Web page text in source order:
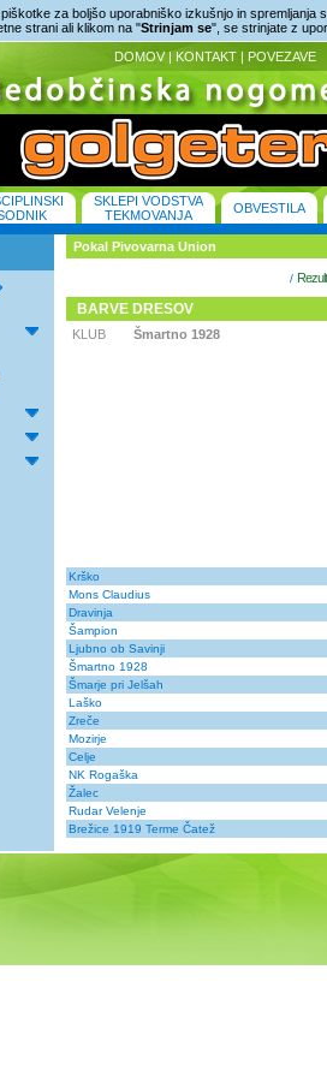
za boljšo uporabniško izkušnjo in spremljanja
strani ali klikom na "Strinjam se", se strinjate z
DOMOV | KONTAKT | POVEZAVE
SKLEPI VODSTVA
TEKMOVANJA
OBVESTILA
Pokal Pivovarna Union
/
BARVE DRESOV
KLUB Šmartno 1928
Krško
Mons Claudius
Dravinja
Šampion
Ljubno ob Savinji
Šmartno 1928
Šmarje pri Jelšah
Laško
Zreče
Mozirje
Celje
NK Rogaška
Žalec
Rudar Velenje
Brežice 1919 Terme Čatež